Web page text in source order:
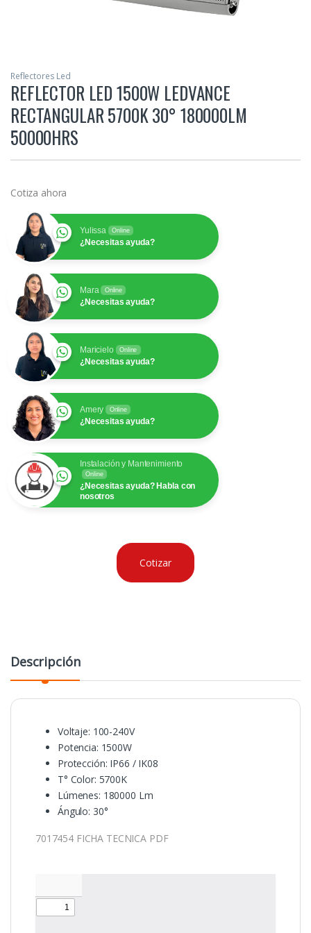
Reflectores Led
REFLECTOR LED 1500W LEDVANCE
RECTANGULAR 5700K 30° 180000LM
50000HRS
Cotiza ahora
Yulissa Online
¿Necesitas ayuda?
Mara Online
¿Necesitas ayuda?
Maricielo Online
¿Necesitas ayuda?
Amery Online
¿Necesitas ayuda?
Instalación y Mantenimiento
Online
¿Necesitas ayuda? Habla con
nosotros
Cotizar
Descripción
Voltaje: 100-240V
Potencia: 1500W
Protección: IP66 / IK08
T° Color: 5700K
Lúmenes: 180000 Lm
Ángulo: 30°
7017454 FICHA TECNICA PDF